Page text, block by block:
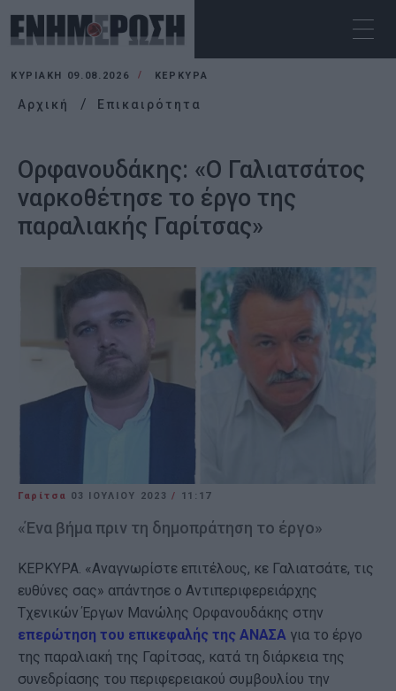
ΚΥΡΙΑΚΉ 09.08.2026 ΚΕΡΚΥΡΑ
Αρχική Επικαιρότητα
Ορφανουδάκης: «Ο Γαλιατσάτος
ναρκοθέτησε το έργο της
παραλιακής Γαρίτσας»
Γαρίτσα 03 ΙΟΥΛΊΟΥ 2023/ 11:17
«Ένα βήμα πριν τη δημοπράτηση το έργο»
ΚΕΡΚΥΡΑ. «Αναγνωρίστε επιτέλους, κε Γαλιατσάτε, τις
ευθύνες σας» απάντησε ο Αντιπεριφερειάρχης
Τχενικών Έργων Μανώλης Ορφανουδάκης στην
επερώτηση του επικεφαλής της ΑΝΑΣΑ για το έργο
της παραλιακή της Γαρίτσας, κατά τη διάρκεια της
συνεδρίασης του περιφερειακού συμβουλίου την